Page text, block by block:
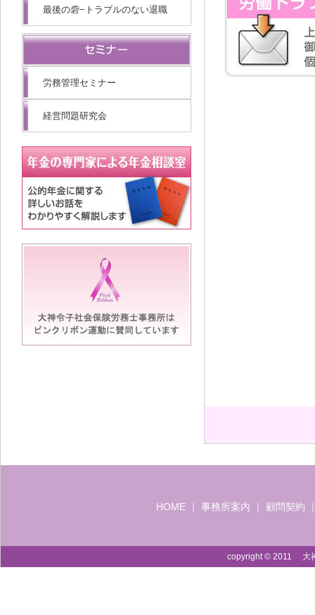
最後の砦−トラブルのない退職
労務管理セミナー
経営問題研究会
HOME 事務所案内 顧問契約
copyright © 2011 大